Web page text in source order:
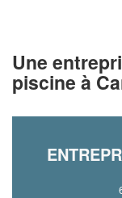
Une
piscine à